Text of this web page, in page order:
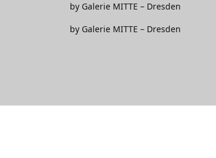
by Galerie MITTE – Dresden
by Galerie MITTE – Dresden